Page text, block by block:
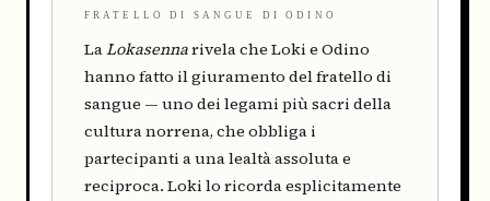
FRATELLO DI SANGUE DI ODINO
LaLokasennarivela che Loki e Odino
hanno fatto il giuramento del fratello di
sangue — uno dei legami più sacri della
cultura norrena, che obbliga i
partecipanti a una lealtà assoluta e
reciproca. Loki lo ricorda esplicitamente